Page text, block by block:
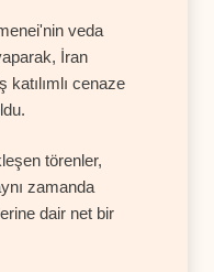
veda
İran
katılımlı cenaze
törenler,
zamanda
dair net bir